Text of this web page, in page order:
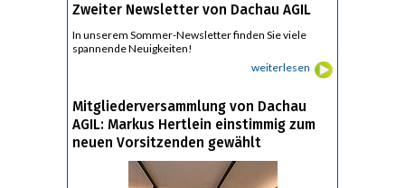
Zweiter Newsletter von Dachau AGIL
In unserem Sommer-Newsletter finden Sie viele
spannende Neuigkeiten!
weiterlesen
Mitgliederversammlung von Dachau
AGIL: Markus Hertlein einstimmig zum
neuen Vorsitzenden gewählt